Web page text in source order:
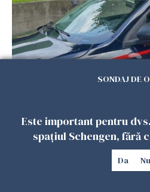
Româncă din Italia,
singuri în casă pentru a
SONDAJ DE
Este important pentru
spațiul Schengen, fără
Da Nu